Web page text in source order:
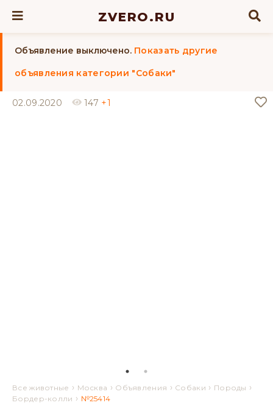
ZVERO.RU
Объявление выключено. Показать другие
объявления категории "Собаки"
02.09.2020 147 +1
Все животные › Москва › Объявления › Собаки › Породы ›
Бордер-колли › №25414